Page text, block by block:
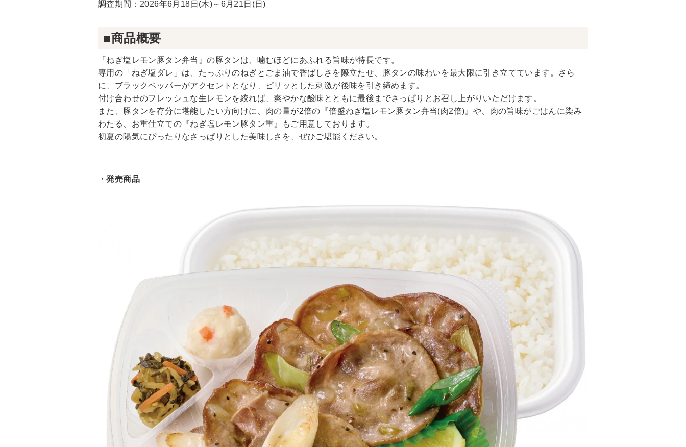
調査期間：2026年6月18日(木)～6月21日(日)
■商品概要
『ねぎ塩レモン豚タン弁当』の豚タンは、噛むほどにあふれる旨味が特長です。
専用の「ねぎ塩ダレ」は、たっぷりのねぎとごま油で香ばしさを際立たせ、豚タンの味わいを最大限に引き立てています。さら
に、ブラックペッパーがアクセントとなり、ピリッとした刺激が後味を引き締めます。
付け合わせのフレッシュな生レモンを絞れば、爽やかな酸味とともに最後までさっぱりとお召し上がりいただけます。
また、豚タンを存分に堪能したい方向けに、肉の量が2倍の『倍盛ねぎ塩レモン豚タン弁当(肉2倍)』や、肉の旨味がごはんに染み
わたる、お重仕立ての『ねぎ塩レモン豚タン重』もご用意しております。
初夏の陽気にぴったりなさっぱりとした美味しさを、ぜひご堪能ください。
・発売商品